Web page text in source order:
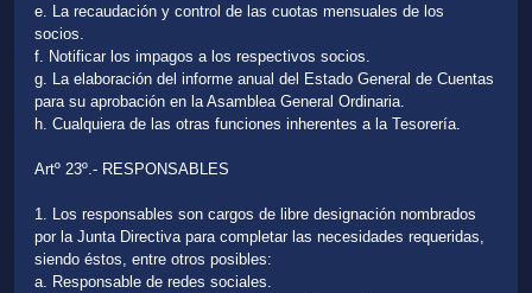
e. La recaudación y control de las cuotas mensuales de los
socios.
f. Notificar los impagos a los respectivos socios.
g. La elaboración del informe anual del Estado General de Cuentas
para su aprobación en la Asamblea General Ordinaria.
h. Cualquiera de las otras funciones inherentes a la Tesorería.
Artº 23º.- RESPONSABLES
1. Los responsables son cargos de libre designación nombrados
por la Junta Directiva para completar las necesidades requeridas,
siendo éstos, entre otros posibles:
a. Responsable de redes sociales.